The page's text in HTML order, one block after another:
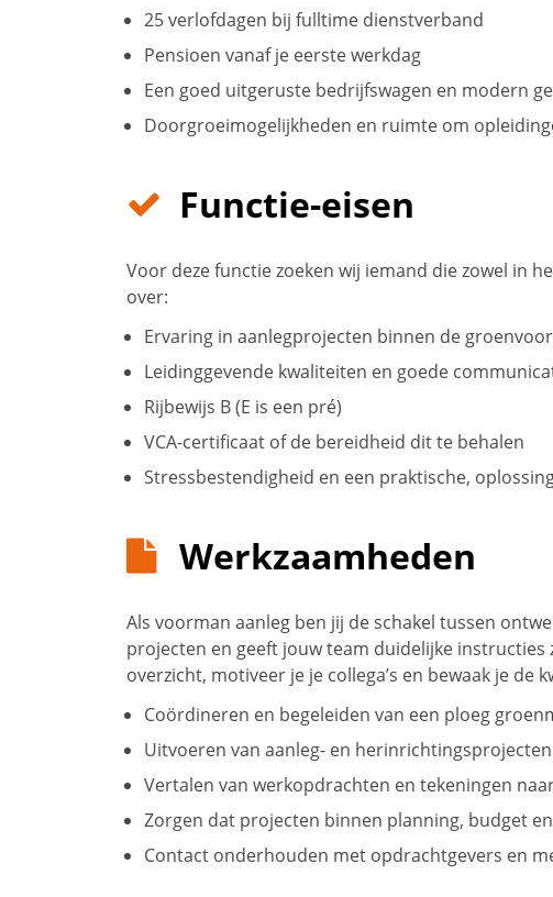
25 verlofdagen bij fulltime dienstverband
Pensioen vanaf je eerste werkdag
Een goed uitgeruste bedrijfswagen en modern
Doorgroeimogelijkheden en ruimte om
Functie-eisen
Voor deze functie zoeken wij iemand die zowel in
over:
Ervaring in aanlegprojecten binnen de
Leidinggevende kwaliteiten en goede
Rijbewijs B (E is een pré)
VCA-certificaat of de bereidheid dit te behalen
Stressbestendigheid en een praktische,
Werkzaamheden
Als voorman aanleg ben jij de schakel tussen
projecten en geeft jouw team duidelijke
overzicht, motiveer je je collega’s en bewaak je de
Coördineren en begeleiden van een ploeg
Uitvoeren van aanleg- en
Vertalen van werkopdrachten en tekeningen
Zorgen dat projecten binnen planning, budget
Contact onderhouden met opdrachtgevers en